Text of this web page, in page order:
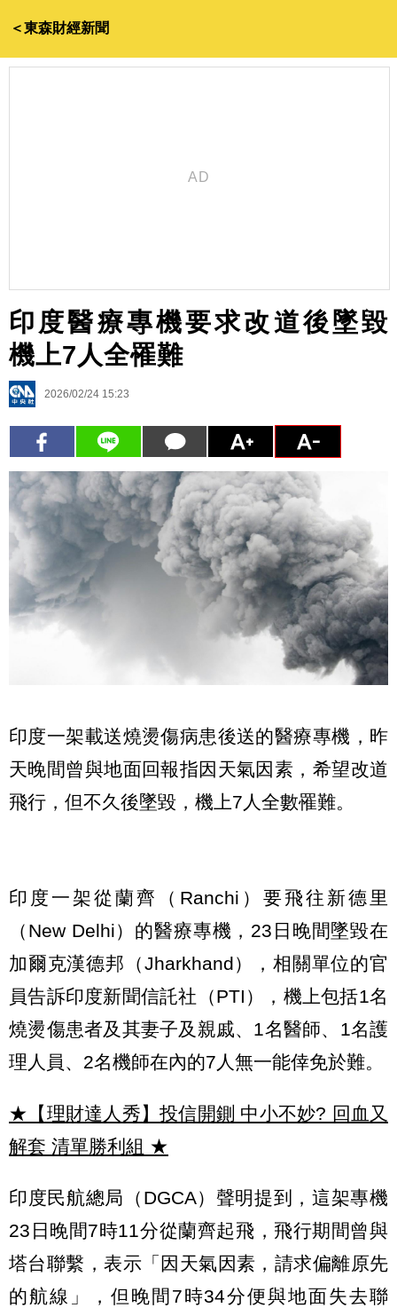
＜東森財經新聞
印度醫療專機要求改道後墜毀
機上7人全罹難
2026/02/24 15:23
印度一架載送燒燙傷病患後送的醫療專機，昨
天晚間曾與地面回報指因天氣因素，希望改道
飛行，但不久後墜毀，機上7人全數罹難。
印度一架從蘭齊（Ranchi）要飛往新德里
（New Delhi）的醫療專機，23日晚間墜毀在
加爾克漢德邦（Jharkhand），相關單位的官
員告訴印度新聞信託社（PTI），機上包括1名
燒燙傷患者及其妻子及親戚、1名醫師、1名護
理人員、2名機師在內的7人無一能倖免於難。
★【理財達人秀】投信開鍘 中小不妙? 回血又
解套 清單勝利組 ★
印度民航總局（DGCA）聲明提到，這架專機
23日晚間7時11分從蘭齊起飛，飛行期間曾與
塔台聯繫，表示「因天氣因素，請求偏離原先
的航線」，但晚間7時34分便與地面失去聯